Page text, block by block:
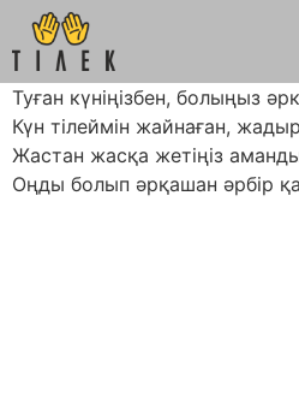
Туған күніңізбен, болыңыз
Күн тілеймін жайнаған,
Жастан жасқа жетіңіз
Оңды болып әрқашан әрбір